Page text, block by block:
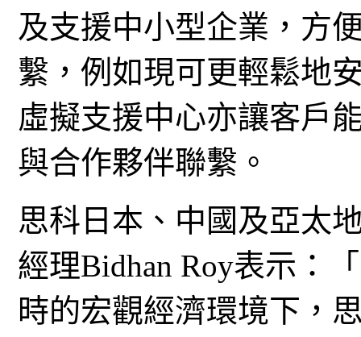
及支援中小型企業，方
繫，例如現可更輕鬆地
虛擬支援中心亦讓客戶
與合作夥伴聯繫。
思科日本、中國及亞太
經理Bidhan Roy表示：
時的宏觀經濟環境下，